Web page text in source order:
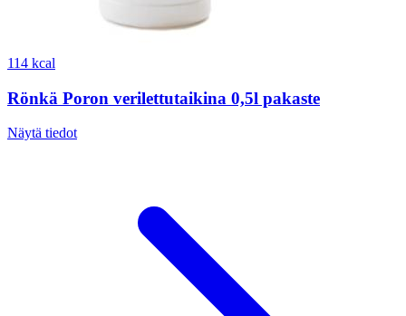
114 kcal
Rönkä Poron verilettutaikina 0,5l pakaste
Näytä tiedot